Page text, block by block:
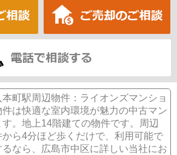
町駅周辺物件：ライオンズマンショ
は快適な室内環境が魅力の中古マン
。地上14階建ての物件です。周辺
ら4分ほど歩くだけで、利用可能で
なら、広島市中区に詳しい当社にお